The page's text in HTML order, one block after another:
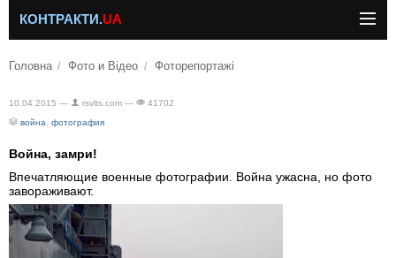
КОНТРАКТИ.UA
Головна Фото и Відео Фоторепортажі
10.04.2015 — rsvlts.com —
41702
война
фотография
Война, замри!
Впечатляющие военные фотографии. Война ужасна, но фото
завораживают.